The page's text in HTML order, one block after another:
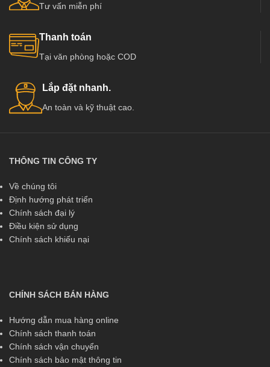
Tư vấn miễn phí
Thanh toán
Tại văn phòng hoặc COD
Lắp đặt nhanh.
An toàn và kỹ thuật cao.
THÔNG TIN CÔNG TY
Về chúng tôi
Định hướng phát triển
Chính sách đại lý
Điều kiện sử dụng
Chính sách khiếu nại
CHÍNH SÁCH BÁN HÀNG
Hướng dẫn mua hàng online
Chính sách thanh toán
Chính sách vận chuyển
Chính sách bảo mật thông tin